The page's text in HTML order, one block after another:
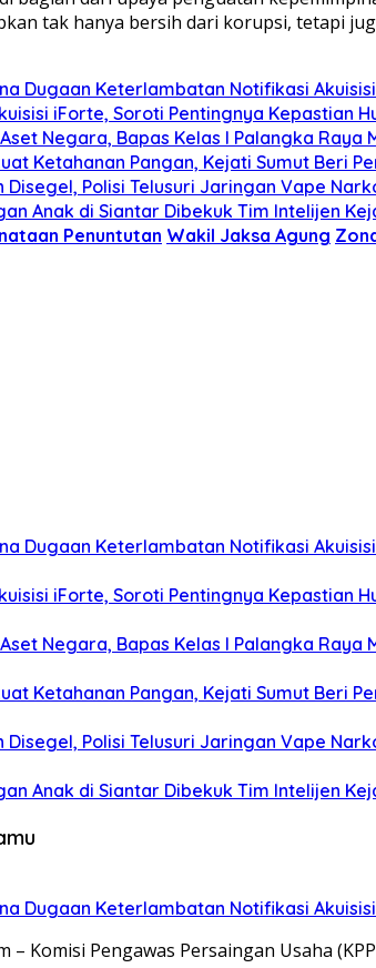
tak hanya bersih dari korupsi, tetapi
Dugaan Keterlambatan Notifikasi Akuisisi
iForte, Soroti Pentingnya Kepastian
Negara, Bapas Kelas I Palangka Raya
Ketahanan Pangan, Kejati Sumut Beri
Disegel, Polisi Telusuri Jaringan Vape
Anak di Siantar Dibekuk Tim Intelijen
Penuntutan Wakil Jaksa Agung
Dugaan Keterlambatan Notifikasi Akuisisi
iForte, Soroti Pentingnya Kepastian
Negara, Bapas Kelas I Palangka Raya
Ketahanan Pangan, Kejati Sumut Beri
Disegel, Polisi Telusuri Jaringan Vape
Anak di Siantar Dibekuk Tim Intelijen
Dugaan Keterlambatan Notifikasi Akuisisi
– Komisi Pengawas Persaingan Usaha